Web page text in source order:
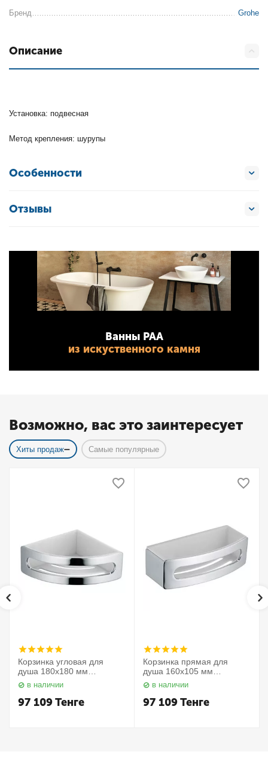
Бренд Grohe
Описание
Установка: подвесная
Метод крепления: шурупы
Особенности
Отзывы
Ванны PAA
из искуственного камня
Возможно, вас это заинтересует
Хиты продаж Самые популярные
Корзинка угловая для
душа 180х180 мм
Elegance 11657010000
Keuco
в наличии
97 109Тенге
Корзинка прямая для
душа 160х105 мм
Elegance 11658010000
Keuco
в наличии
97 109Тенге